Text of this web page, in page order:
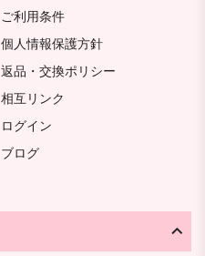
ご利用条件
個人情報保護方針
返品・交換ポリシー
相互リンク
ログイン
ブログ